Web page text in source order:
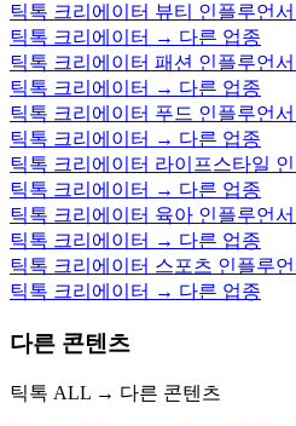
틱톡 크리에이터 뷰티 인플루언
틱톡 크리에이터 → 다른 업종
틱톡 크리에이터 패션 인플루언
틱톡 크리에이터 → 다른 업종
틱톡 크리에이터 푸드 인플루언
틱톡 크리에이터 → 다른 업종
틱톡 크리에이터 라이프스타일
틱톡 크리에이터 → 다른 업종
틱톡 크리에이터 육아 인플루언
틱톡 크리에이터 → 다른 업종
틱톡 크리에이터 스포츠 인플루
틱톡 크리에이터 → 다른 업종
다른 콘텐츠
틱톡 ALL → 다른 콘텐츠